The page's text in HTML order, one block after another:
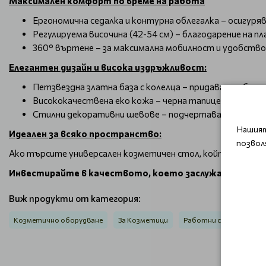
Ергономична седалка и контурна облегалка –
Регулируема височина (42-54 см) – благодарение на
360° въртене – за максимална мобилност и
Елегантен дизайн и висока издръжливост:
Петзвездна златна база с колелца – придава
Висококачествена еко кожа – черна тапицерия,
Стилни декоративни шевове – подчертават
Идеален за всяко пространство:
Ако търсите универсален козметичен стол, който
Инвестирайте в качеството, което заслужавате –
Виж продукти от категория:
Козметично оборудване За Козметици Работни столове